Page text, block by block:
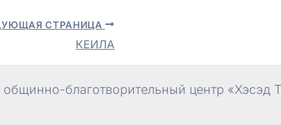
СТРАНИЦА
КЕИЛА
благотворительный центр «Хэсэд